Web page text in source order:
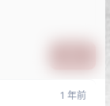
1 年前